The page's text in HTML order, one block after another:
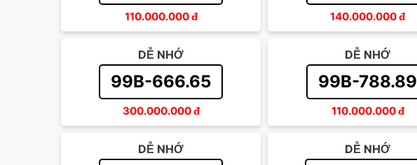
110.000.000đ 140.000.000đ
DỄ NHỚ
99B-666.65
300.000.000đ
DỄ NHỚ
99B-788.89
110.000.000đ
DỄ NHỚ DỄ NHỚ